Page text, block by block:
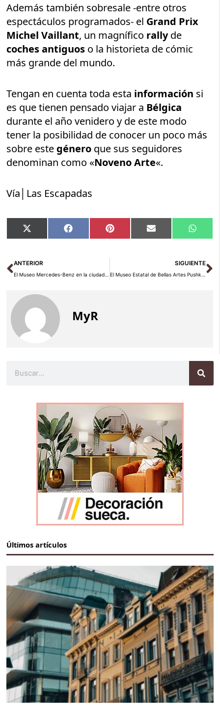
Además también sobresale -entre otros
espectáculos programados- el Grand Prix
Michel Vaillant, un magnífico rallyde
coches antiguos o la historieta de cómic
más grande del mundo.
Tengan en cuenta toda esta información si
es que tienen pensado viajar a Bélgica
durante el año venidero y de este modo
tener la posibilidad de conocer un poco más
sobre este género que sus seguidores
denominan como «Noveno Arte«.
Vía│Las Escapadas
Compartir
en
X
(Twitter)
Compartir
en
Facebook Compartir
en
Pinterest Compartir
en
Email
en
Ant
ANTERIOR
El Museo Mercedes-Benz en la ciudad alemana de Stuttgart
SIGUIENTE
El Museo Estatal de Bellas Artes Pushkin en Moscú
MyR
Últimos artículos